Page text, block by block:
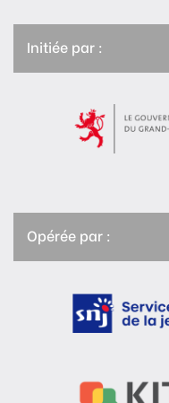
Initiée par :
Opérée par :